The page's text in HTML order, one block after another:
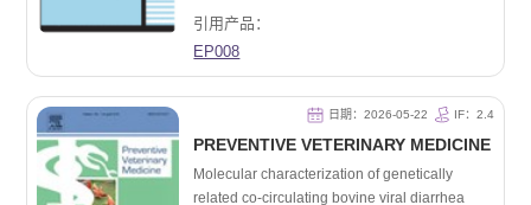
引用产品：
EP008
IF：2.4
日期：2026-05-22
PREVENTIVE VETERINARY MEDICINE
Molecular characterization of genetically
related co-circulating bovine viral diarrhea